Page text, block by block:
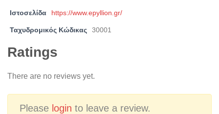
Ιστοσελίδα https://www.epyllion.gr/
Ταχυδρομικός Κώδικας 30001
Ratings
There are no reviews yet.
Please login to leave a review.